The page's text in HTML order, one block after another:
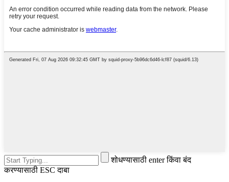
शोधण्यासाठी enter किंवा बंद
करण्यासाठी ESC दाबा